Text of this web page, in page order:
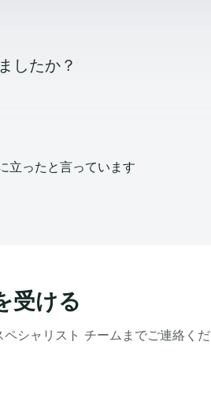
したか？
立ったと言っています
受ける
シャリスト チームまでご連絡くだ